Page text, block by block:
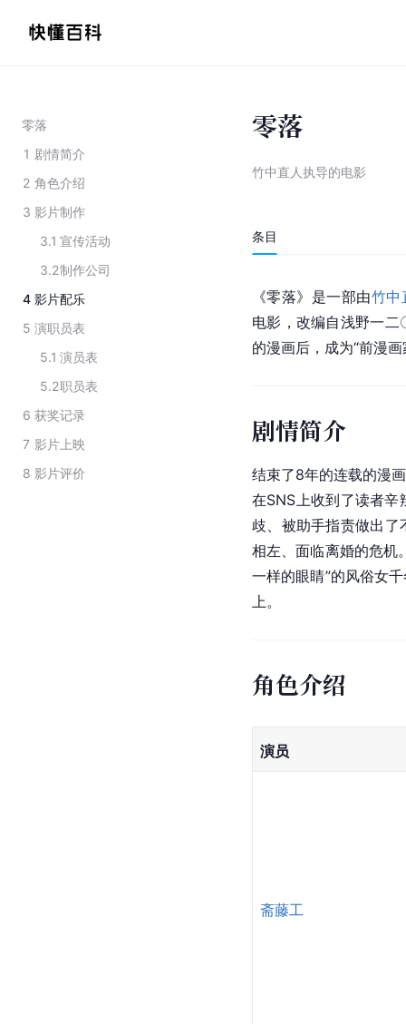
零落
1 剧情简介
2 角色介绍
3 影片制作
3.1 宣传活动
3.2制作公司
4 影片配乐
5 演职员表
5.1 演员表
5.2职员表
6 获奖记录
7 影片上映
8 影片评价
零落
竹中直人执导的电影
条目
《零落》是一部由竹中
电影，改编自浅野一
的漫画后，成为“前漫
剧情简介
结束了8年的连载的漫
在SNS上收到了读者
歧、被助手指责做出了
相左、面临离婚的危机
一样的眼睛”的风俗女
上。
角色介绍
演员
斋藤工